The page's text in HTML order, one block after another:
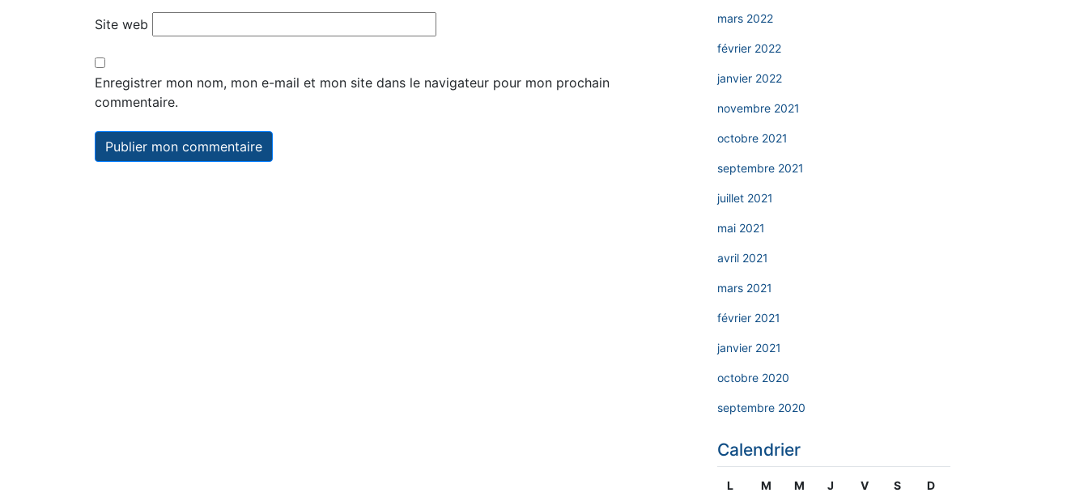
Site web
Enregistrer mon nom, mon e-mail et mon site dans le navigateur pour mon prochain
commentaire.
mars 2022
février 2022
janvier 2022
novembre 2021
octobre 2021
septembre 2021
juillet 2021
mai 2021
avril 2021
mars 2021
février 2021
janvier 2021
octobre 2020
septembre 2020
Calendrier
L M M J V S D